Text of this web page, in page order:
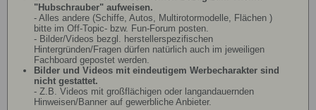
"Hubschrauber" aufweisen.
- Alles andere (Schiffe, Autos, Multirotormodelle, Flächen )
bitte im Off-Topic- bzw. Fun-Forum posten.
- Bilder/Videos bezgl. herstellerspezifischen
Hintergründen/Fragen dürfen natürlich auch im jeweiligen
Fachboard gepostet werden.
Bilder und Videos mit eindeutigem Werbecharakter sind
nicht gestattet.
- Z.B. Videos mit großflächigen oder langandauernden
Hinweisen/Banner auf gewerbliche Anbieter.